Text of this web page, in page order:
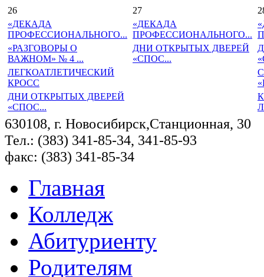
26
«ДЕКАДА
ПРОФЕССИОНАЛЬНОГО...
«РАЗГОВОРЫ О
ВАЖНОМ» № 4 ...
ЛЕГКОАТЛЕТИЧЕСКИЙ
КРОСС
ДНИ ОТКРЫТЫХ ДВЕРЕЙ
«СПОС...
27
«ДЕКАДА
ПРОФЕССИОНАЛЬНОГО...
ДНИ ОТКРЫТЫХ ДВЕРЕЙ
«СПОС...
630108, г. Новосибирск,Станционная, 30
Тел.: (383) 341-85-34, 341-85-93
факс: (383) 341-85-34
Главная
Колледж
Абитуриенту
Родителям